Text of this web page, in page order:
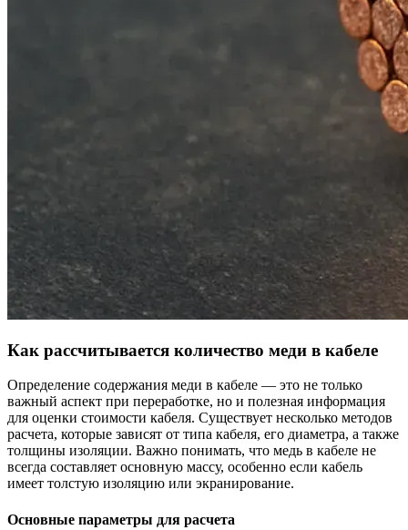
Как рассчитывается количество меди в кабеле
Определение содержания меди в кабеле — это не только
важный аспект при переработке, но и полезная информация
для оценки стоимости кабеля. Существует несколько методов
расчета, которые зависят от типа кабеля, его диаметра, а также
толщины изоляции. Важно понимать, что медь в кабеле не
всегда составляет основную массу, особенно если кабель
имеет толстую изоляцию или экранирование.
Основные параметры для расчета